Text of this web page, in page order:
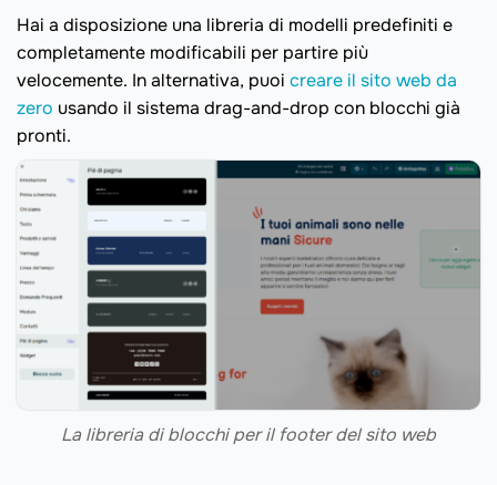
Hai a disposizione una libreria di modelli predefiniti e
completamente modificabili per partire più
velocemente. In alternativa, puoi creare il sito web da
zero usando il sistema drag-and-drop con blocchi già
pronti.
La libreria di blocchi per il footer del sito web